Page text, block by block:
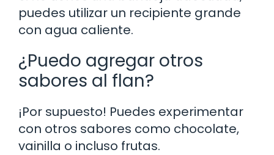
puedes utilizar un recipiente grande
con agua caliente.
¿Puedo agregar otros
sabores al flan?
¡Por supuesto! Puedes experimentar
con otros sabores como chocolate,
vainilla o incluso frutas.